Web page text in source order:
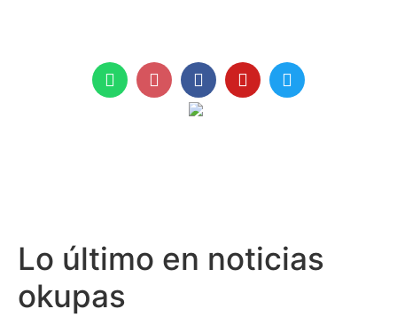
Lo último en noticias
okupas